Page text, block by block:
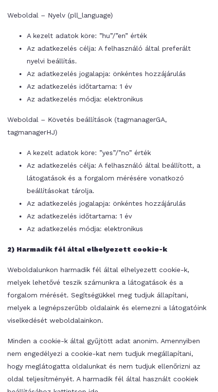
Weboldal – Nyelv (pll_language)
A kezelt adatok köre: ”hu”/”en” érték
Az adatkezelés célja: A felhasználó által preferált
nyelvi beállítás.
Az adatkezelés jogalapja: önkéntes hozzájárulás
Az adatkezelés időtartama: 1 év
Az adatkezelés módja: elektronikus
Weboldal – Követés beállítások (tagmanagerGA,
tagmanagerHJ)
A kezelt adatok köre: ”yes”/”no” érték
Az adatkezelés célja: A felhasználó által beállított, a
látogatások és a forgalom mérésére vonatkozó
beállításokat tárolja.
Az adatkezelés jogalapja: önkéntes hozzájárulás
Az adatkezelés időtartama: 1 év
Az adatkezelés módja: elektronikus
2) Harmadik fél által elhelyezett cookie-k
Weboldalunkon harmadik fél által elhelyezett cookie-k,
melyek lehetővé teszik számunkra a látogatások és a
forgalom mérését. Segítségükkel meg tudjuk állapítani,
melyek a legnépszerűbb oldalaink és elemezni a látogatóink
viselkedését weboldalainkon.
Minden a cookie-k által gyűjtött adat anonim. Amennyiben
nem engedélyezi a cookie-kat nem tudjuk megállapítani,
hogy meglátogatta oldalunkat és nem tudjuk ellenőrizni az
oldal teljesítményét. A harmadik fél által használt cookiek